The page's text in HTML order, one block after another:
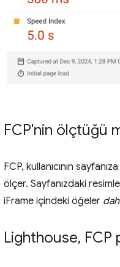
FCP'nin ölçtüğü
FCP, kullanıcının
ölçer. Sayfanızdaki
iFrame içindeki öğeler
Lighthouse, FCP